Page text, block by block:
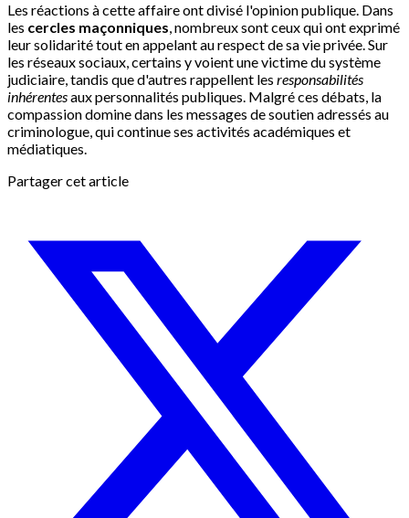
Les réactions à cette affaire ont divisé l'opinion publique. Dans
les cercles maçonniques, nombreux sont ceux qui ont exprimé
leur solidarité tout en appelant au respect de sa vie privée. Sur
les réseaux sociaux, certains y voient une victime du système
judiciaire, tandis que d'autres rappellent les responsabilités
inhérentesaux personnalités publiques. Malgré ces débats, la
compassion domine dans les messages de soutien adressés au
criminologue, qui continue ses activités académiques et
médiatiques.
Partager cet article